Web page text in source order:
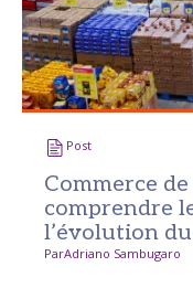
Post
Commerce
comprendre
l’évolution
ParAdriano Sambugaro